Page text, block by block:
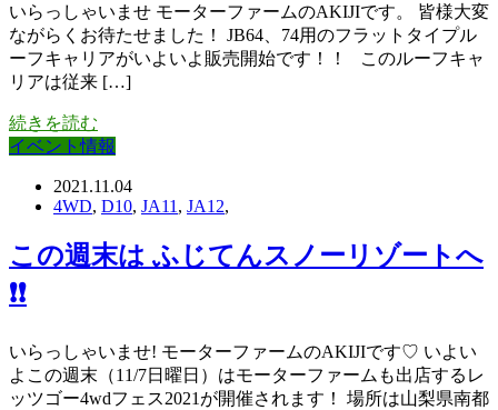
いらっしゃいませ モーターファームのAKIJIです。 皆様大変
ながらくお待たせました！ JB64、74用のフラットタイプル
ーフキャリアがいよいよ販売開始です！！ このルーフキャ
リアは従来 […]
続きを読む
イベント情報
2021.11.04
4WD, D10, JA11 , JA12,
この週末は ふじてんスノーリゾートへ
❗❗
いらっしゃいませ! モーターファームのAKIJIです♡ いよい
よこの週末（11/7日曜日）はモーターファームも出店するレ
ッツゴー4wdフェス2021が開催されます！ 場所は山梨県南都